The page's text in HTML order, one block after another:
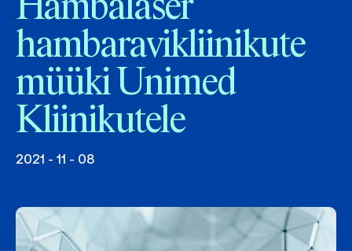
Hambalaser
hambaravikliinikute
müüki Unimed
Kliinikutele
2021 - 11 - 08